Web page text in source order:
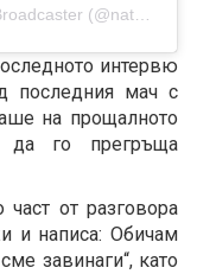
интервю
последния мач с
на прощалното
да го прегръща
от разговора
и написа: Обичам
завинаги“, като